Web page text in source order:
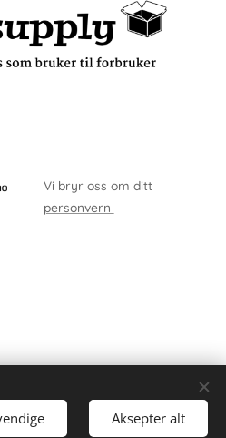
Vi bryr oss om ditt
personvern
Aksepter alt